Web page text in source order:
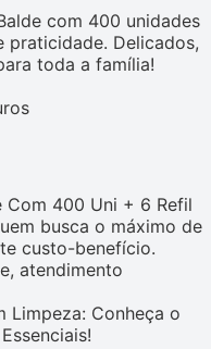
com 400 unidades
praticidade. Delicados,
toda a família!
Com 400 Uni + 6 Refil
busca o máximo de
custo-benefício.
atendimento
Limpeza: Conheça o